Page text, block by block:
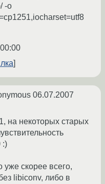
-o
06.07.2007
на некоторых старых
:)
уже скорее всего,
libiconv, либо в